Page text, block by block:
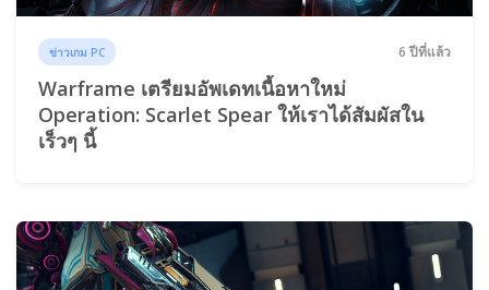
ข่าวเกม PC 6 ปีที่แล้ว
Warframe เตรียมอัพเดทเนื้อหาใหม่
Operation: Scarlet Spear ให้เราได้สัมผัสใน
เร็วๆ นี้